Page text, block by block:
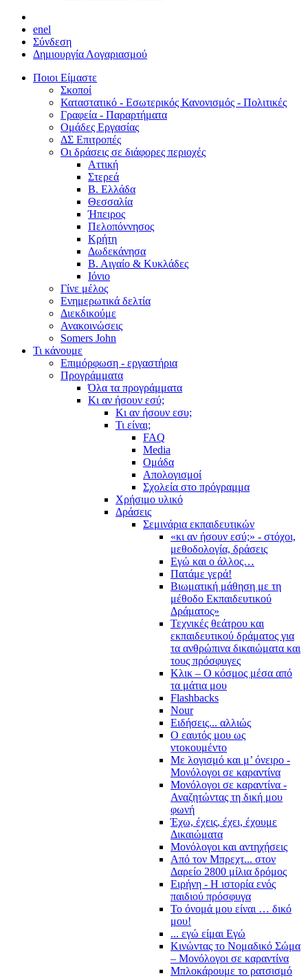
enel
Σύνδεση
Δημιουργία Λογαριασμού
Ποιοι Είμαστε
Σκοποί
Καταστατικό - Εσωτερικός Κανονισμός - Πολιτικές
Γραφεία - Παραρτήματα
Ομάδες Εργασίας
ΔΣ Επιτροπές
Οι δράσεις σε διάφορες περιοχές
Αττική
Στερεά
Β. Ελλάδα
Θεσσαλία
Ήπειρος
Πελοπόννησος
Κρήτη
Δωδεκάνησα
Β. Αιγαίο & Κυκλάδες
Ιόνιο
Γίνε μέλος
Ενημερωτικά δελτία
Διεκδικούμε
Ανακοινώσεις
Somers John
Τι κάνουμε
Επιμόρφωση - εργαστήρια
Προγράμματα
Όλα τα προγράμματα
Κι αν ήσουν εσύ;
Κι αν ήσουν εσυ;
Τι είναι;
FAQ
Media
Ομάδα
Απολογισμοί
Σχολεία στο πρόγραμμα
Χρήσιμο υλικό
Δράσεις
Σεμινάρια εκπαιδευτικών
«κι αν ήσουν εσύ;» - στόχοι,
μεθοδολογία, δράσεις
Εγώ και ο άλλος…
Πατάμε γερά!
Βιωματική μάθηση με τη
μέθοδο Εκπαιδευτικού
Δράματος»
Τεχνικές θεάτρου και
εκπαιδευτικού δράματος για
τα ανθρώπινα δικαιώματα και
τους πρόσφυγες
Κλικ – Ο κόσμος μέσα από
τα μάτια μου
Flashbacks
Nour
Ειδήσεις... αλλιώς
Ο εαυτός μου ως
ντοκουμέντο
Με λογισμό και μ’ όνειρο -
Μονόλογοι σε καραντίνα
Μονόλογοι σε καραντίνα -
Αναζητώντας τη δική μου
φωνή
Έχω, έχεις, έχει, έχουμε
Δικαιώματα
Μονόλογοι και αντηχήσεις
Από τον Μπρεχτ... στον
Δαρείο 2800 μίλια δρόμος
Ειρήνη - Η ιστορία ενός
παιδιού πρόσφυγα
Το όνομά μου είναι … δικό
μου!
... εγώ είμαι Εγώ
Κινώντας το Νομαδικό Σώμα
– Μονόλογοι σε καραντίνα
Μπλοκάρουμε το ρατσισμό